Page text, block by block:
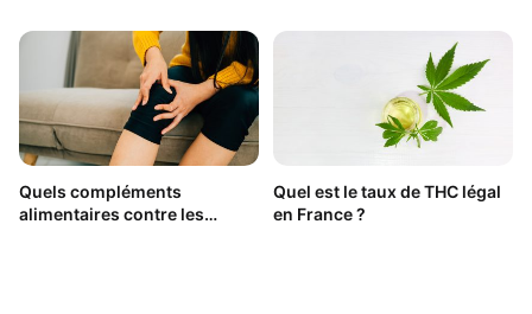
Quels compléments
alimentaires contre les
Quel est le taux de THC légal
en France ?